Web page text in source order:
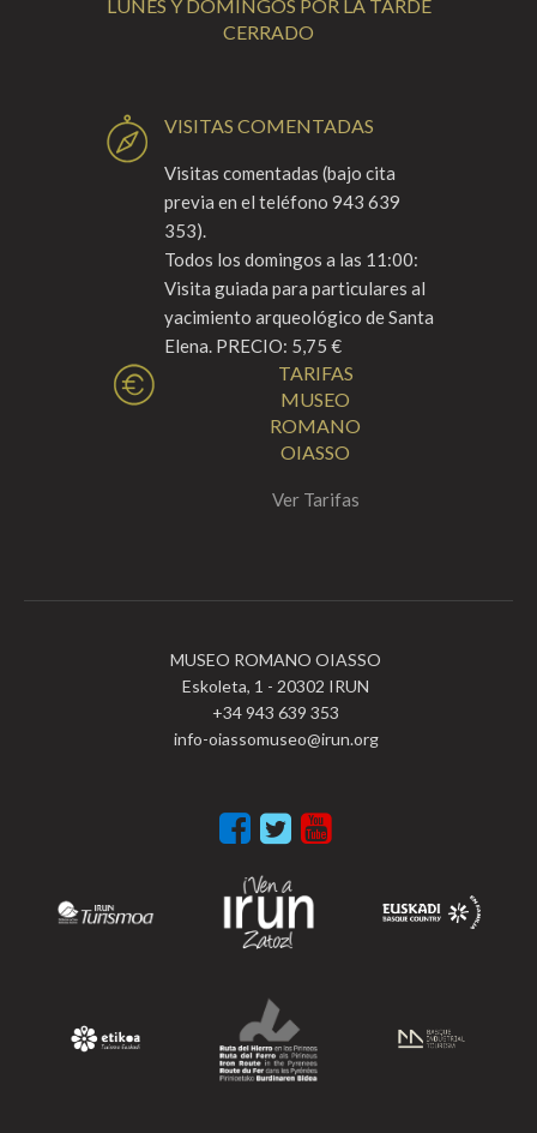
LUNES Y DOMINGOS POR LA TARDE
CERRADO
VISITAS COMENTADAS
Visitas comentadas (bajo cita
previa en el teléfono 943 639
353).
Todos los domingos a las 11:00:
Visita guiada para particulares al
yacimiento arqueológico de Santa
Elena. PRECIO: 5,75 €
TARIFAS
MUSEO
ROMANO
OIASSO
Ver Tarifas
MUSEO ROMANO OIASSO
Eskoleta, 1 - 20302 IRUN
+34 943 639 353
info-oiassomuseo@irun.org